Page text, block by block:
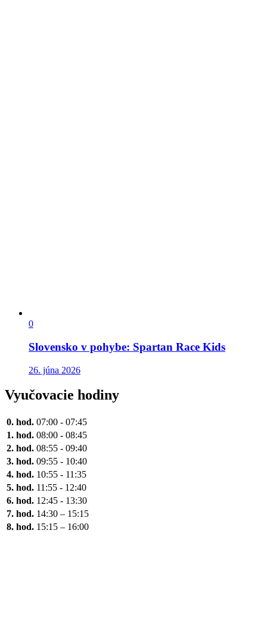
0
Slovensko v pohybe: Spartan Race Kids
26. júna 2026
Vyučovacie hodiny
0. hod. 07:00 - 07:45
1. hod. 08:00 - 08:45
2. hod. 08:55 - 09:40
3. hod. 09:55 - 10:40
4. hod. 10:55 - 11:35
5. hod. 11:55 - 12:40
6. hod. 12:45 - 13:30
7. hod. 14:30 – 15:15
8. hod. 15:15 – 16:00